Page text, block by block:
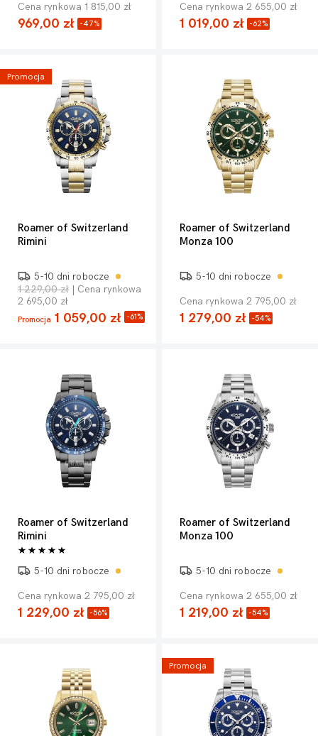
Cena rynkowa 1 815,00 zł
969,00 zł -47%
Cena rynkowa 2 655,00 zł
1 019,00 zł -62%
Promocja
Roamer of Switzerland
Rimini
5-10 dni robocze
1 229,00 zł | Cena rynkowa
2 695,00 zł
Promocja 1 059,00 zł -61%
Roamer of Switzerland
Monza 100
5-10 dni robocze
Cena rynkowa 2 795,00 zł
1 279,00 zł -54%
Roamer of Switzerland
Rimini
5-10 dni robocze
Cena rynkowa 2 795,00 zł
1 229,00 zł -56%
Roamer of Switzerland
Monza 100
5-10 dni robocze
Cena rynkowa 2 655,00 zł
1 219,00 zł -54%
Promocja